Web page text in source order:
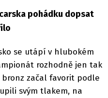
pohádku dopsat
se utápí v hlubokém
rozhodně jen tak
začal favorit podle
svým tlakem, na